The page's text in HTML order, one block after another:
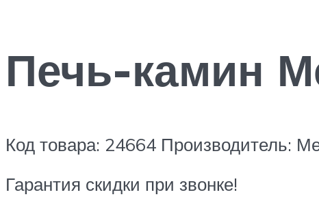
Печь-камин
Код товара: 24664 Производитель:
Гарантия скидки при звонке!